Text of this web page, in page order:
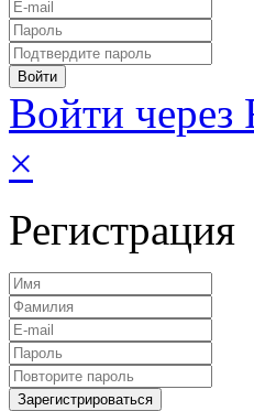
Войти через
×
Регистрация